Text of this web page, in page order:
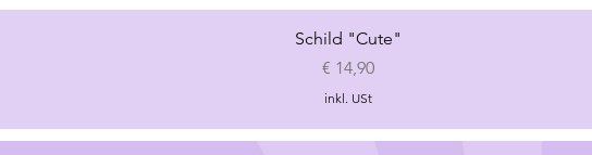
Schnellansicht
Schild "Cute"
Preis
€ 14,90
inkl. USt